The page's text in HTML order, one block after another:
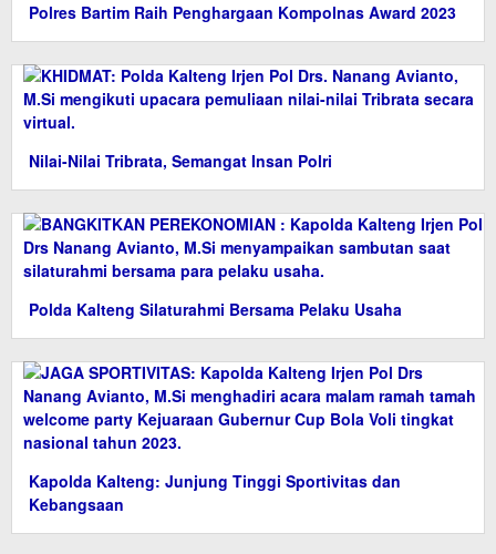
Polres Bartim Raih Penghargaan Kompolnas Award 2023
Nilai-Nilai Tribrata, Semangat Insan Polri
Polda Kalteng Silaturahmi Bersama Pelaku Usaha
Kapolda Kalteng: Junjung Tinggi Sportivitas dan
Kebangsaan